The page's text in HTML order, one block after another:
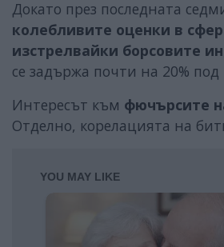
Докато през последната
колебливите оценки в
изстрелвайки борсовите
се задържа почти на 20% под
Интересът към фючърсите
Отделно, корелацията на